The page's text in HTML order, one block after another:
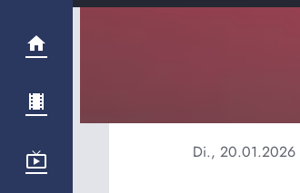
Di., 20.01.2026